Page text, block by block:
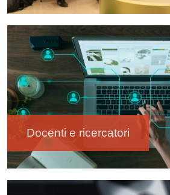
Immagine
Docenti e ricercatori